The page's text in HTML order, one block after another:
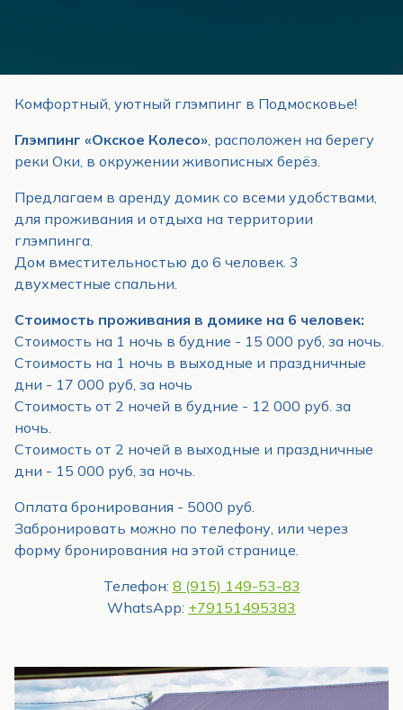
Комфортный, уютный глэмпинг в Подмосковье!
Глэмпинг «Окское Колесо» , расположен на берегу
реки Оки, в окружении живописных берёз.
Предлагаем в аренду домик со всеми удобствами,
для проживания и отдыха на территории
глэмпинга.
Дом вместительностью до 6 человек. 3
двухместные спальни.
Стоимость проживания в домике на 6 человек:
Стоимость на 1 ночь в будние - 15 000 руб, за ночь.
Стоимость на 1 ночь в выходные и праздничные
дни - 17 000 руб, за ночь
Стоимость от 2 ночей в будние - 12 000 руб. за
ночь.
Стоимость от 2 ночей в выходные и праздничные
дни - 15 000 руб, за ночь.
Оплата бронирования - 5000 руб.
Забронировать можно по телефону, или через
форму бронирования на этой странице.
Телефон: 8 (915) 149-53-83
WhatsApp: +79151495383